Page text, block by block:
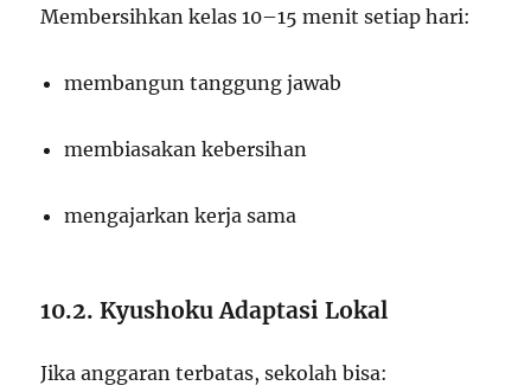
Membersihkan kelas 10–15 menit setiap hari:
membangun tanggung jawab
membiasakan kebersihan
mengajarkan kerja sama
10.2. Kyushoku Adaptasi Lokal
Jika anggaran terbatas, sekolah bisa: